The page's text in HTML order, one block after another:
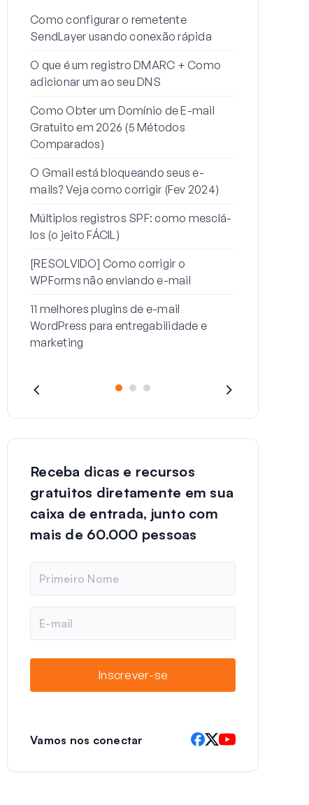
Como configurar o remetente
SendLayer usando conexão rápida
O que é um registro DMARC + Como
adicionar um ao seu DNS
Como Obter um Domínio de E-mail
Gratuito em 2026 (5 Métodos
Comparados)
O Gmail está bloqueando seus e-
mails? Veja como corrigir (Fev 2024)
Múltiplos registros SPF: como mesclá-
los (o jeito FÁCIL)
[RESOLVIDO] Como corrigir o
WPForms não enviando e-mail
11 melhores plugins de e-mail
WordPress para entregabilidade e
marketing
Receba dicas e recursos
gratuitos diretamente em sua
caixa de entrada, junto com
mais de 60.000 pessoas
m
e
m
Inscrever-se
Vamos nos conectar